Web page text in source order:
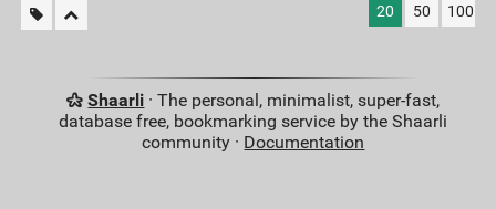
20 50 100
Shaarli · The personal, minimalist, super-fast,
database free, bookmarking service by the Shaarli
community · Documentation